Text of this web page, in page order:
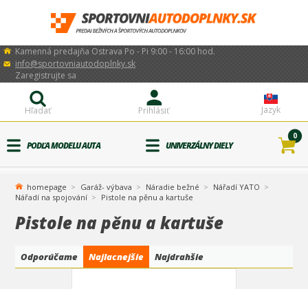
Kamenná predajňa Ostrava Po - Pi 9:00 - 16:00 hod.
info@sportovniautodoplnky.sk
Jazyk
Prihlásiť
Zaregistrujte sa
Hľadať
PODĽA MODELU AUTA UNIVERZÁLNY DIELY
0
homepage Garáž- výbava Náradie bežné
Nářadí YATO
Nářadí na spojování
Pistole na pěnu a kartuše
Pistole na pěnu a kartuše
Odporúčame Najlacnejšie Najdrahšie